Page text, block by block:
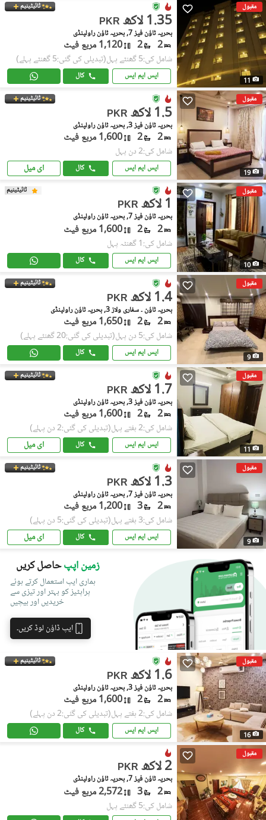
مقبول
11
ٹائیٹینیم
PKR 1.35 لاکھ
بحریہ ٹاؤن فیز 7, بحریہ ٹاؤن راولپنڈی
2
2 1,120 مربع فیٹ
شامل کی:5 گھنٹے پہل (تبدیلی کی گئی:5 گھنٹے پہلے)
ایس ایم ایس کال
مقبول
19
ٹائیٹینیم
PKR 1.5 لاکھ
بحریہ ٹاؤن فیز 3, بحریہ ٹاؤن راولپنڈی
2
2 1,600 مربع فیٹ
شامل کی:2 دن پہل
ایس ایم ایس کال ای میل
مقبول
10
ٹائیٹینیم
PKR 1 لاکھ
بحریہ ٹاؤن فیز 7, بحریہ ٹاؤن راولپنڈی
2
2 1,600 مربع فیٹ
شامل کی:1 گھنٹہ پہل
ایس ایم ایس کال
مقبول
9
ٹائیٹینیم
PKR 1.4 لاکھ
بحریہ ٹاؤن ۔ سفاری ولاز 3, بحریہ ٹاؤن راولپنڈی
2
2 1,650 مربع فیٹ
شامل کی:5 دن پہل (تبدیلی کی گئی:20 گھنٹے پہلے)
ایس ایم ایس کال
مقبول
11
ٹائیٹینیم
PKR 1.7 لاکھ
بحریہ ٹاؤن فیز 3, بحریہ ٹاؤن راولپنڈی
2
2 1,600 مربع فیٹ
شامل کی:2 ہفتے پہل (تبدیلی کی گئی:2 دن پہلے)
ایس ایم ایس کال ای میل
مقبول
9
ٹائیٹینیم
PKR 1.3 لاکھ
بحریہ ٹاؤن فیز 7, بحریہ ٹاؤن راولپنڈی
2
3 1,200 مربع فیٹ
شامل کی:3 ہفتے پہل (تبدیلی کی گئی:5 دن پہلے)
ایس ایم ایس کال ای میل
زمین اپپحاصل کریں
ہماری ایپ استعمال کرتے ہوئے
پراپٹیز کو بہتر اور تیزی سے
خریدیں اور بیچیں
ایپ ڈاؤن لوڈ کریں۔
مقبول
16
ٹائیٹینیم
PKR 1.6 لاکھ
بحریہ ٹاؤن فیز 3, بحریہ ٹاؤن راولپنڈی
2
2 1,600 مربع فیٹ
شامل کی:2 ہفتے پہل (تبدیلی کی گئی:2 دن پہلے)
ایس ایم ایس کال
مقبول
PKR 2 لاکھ
بحریہ ٹاؤن فیز 7, بحریہ ٹاؤن راولپنڈی
2
3 2,572 مربع فیٹ
شامل کی:5 گھنٹے پہل